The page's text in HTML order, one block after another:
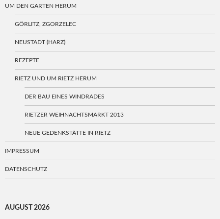
UM DEN GARTEN HERUM
GÖRLITZ, ZGORZELEC
NEUSTADT (HARZ)
REZEPTE
RIETZ UND UM RIETZ HERUM
DER BAU EINES WINDRADES
RIETZER WEIHNACHTSMARKT 2013
NEUE GEDENKSTÄTTE IN RIETZ
IMPRESSUM
DATENSCHUTZ
AUGUST 2026